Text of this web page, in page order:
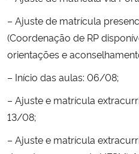
Gabinete de Segurança Institucional
Advocacia-Geral da União
Banco Central do Brasil
Planalto
– Ajuste de matrícula
(Coordenação de RP
orientações e
– Início das aulas: 06/08;
– Ajuste e matrícula
13/08;
– Ajuste e matrícula